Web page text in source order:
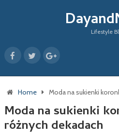
Lifestyle
Home Moda na sukienki
Moda na sukienki
różnych dekadach